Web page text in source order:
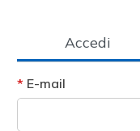
Accedi
E-mail